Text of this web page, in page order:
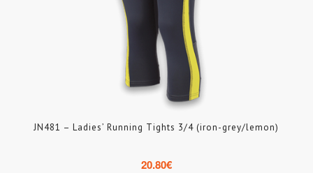
JN481 – Ladies’ Running Tights 3/4 (iron-grey/lemon)
20.80€